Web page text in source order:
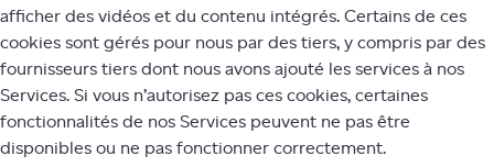
afficher des vidéos et du contenu intégrés. Certains de ces
cookies sont gérés pour nous par des tiers, y compris par des
fournisseurs tiers dont nous avons ajouté les services à nos
Services. Si vous n’autorisez pas ces cookies, certaines
fonctionnalités de nos Services peuvent ne pas être
disponibles ou ne pas fonctionner correctement.